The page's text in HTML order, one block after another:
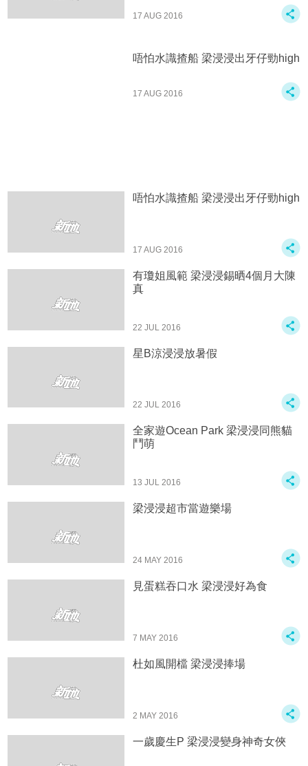
17 AUG 2016
唔怕水識揸船 梁浸浸出牙仔勁high
17 AUG 2016
唔怕水識揸船 梁浸浸出牙仔勁high
17 AUG 2016
有瓊姐風範 梁浸浸錫晒4個月大陳
真
22 JUL 2016
星B涼浸浸放暑假
22 JUL 2016
全家遊Ocean Park 梁浸浸同熊貓
鬥萌
13 JUL 2016
梁浸浸超市當遊樂場
24 MAY 2016
見蛋糕吞口水 梁浸浸好為食
7 MAY 2016
杜如風開檔 梁浸浸捧場
2 MAY 2016
一歲慶生P 梁浸浸變身神奇女俠